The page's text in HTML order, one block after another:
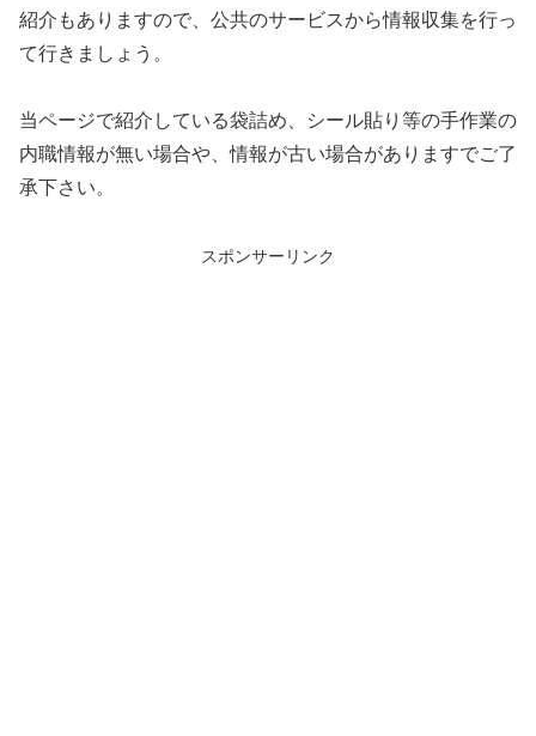
紹介もありますので、公共のサービスから情報収集を行っ
て行きましょう。
当ページで紹介している袋詰め、シール貼り等の手作業の
内職情報が無い場合や、情報が古い場合がありますでご了
承下さい。
スポンサーリンク